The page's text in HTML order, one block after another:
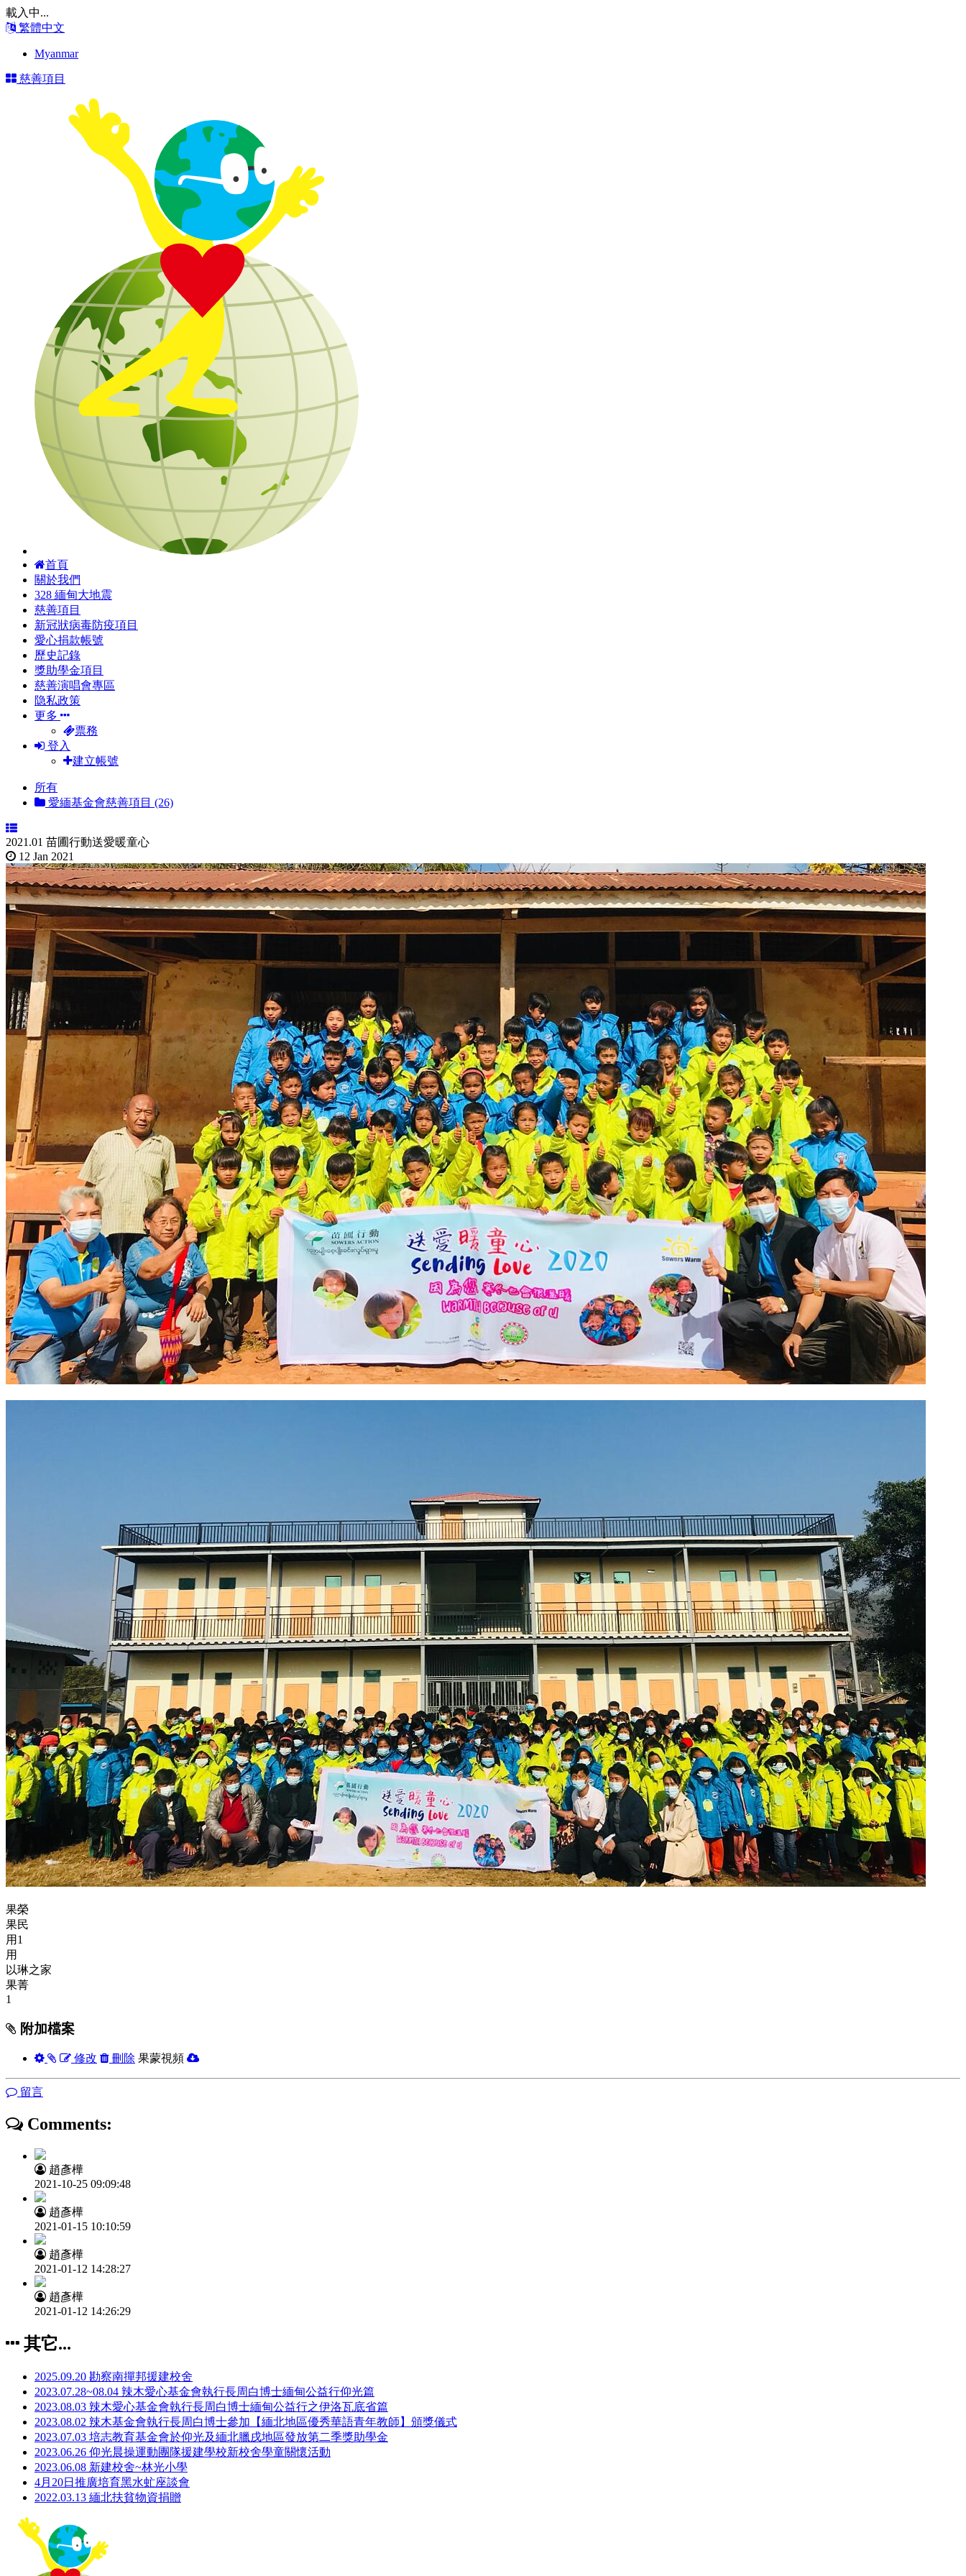
載入中...
繁體中文
Myanmar
慈善項目
首頁
關於我們
328 緬甸大地震
慈善項目
新冠狀病毒防疫項目
愛心捐款帳號
歷史記錄
獎助學金項目
慈善演唱會專區
隐私政策
更多
票務
登入
建立帳號
所有
愛緬基金會慈善項目 (26)
2021.01 苗圃行動送愛暖童心
12 Jan 2021
果榮
果民
用1
用
以琳之家
果菁
1
附加檔案
修改 刪除 果蒙視頻
留言
Comments:
趙彥樺
2021-10-25 09:09:48
趙彥樺
2021-01-15 10:10:59
趙彥樺
2021-01-12 14:28:27
趙彥樺
2021-01-12 14:26:29
其它...
2025.09.20 勘察南撣邦援建校舍
2023.07.28~08.04 辣木愛心基金會執行長周白博士緬甸公益行仰光篇
2023.08.03 辣木愛心基金會執行長周白博士緬甸公益行之伊洛瓦底省篇
2023.08.02 辣木基金會執行長周白博士參加【緬北地區優秀華語青年教師】頒獎儀式
2023.07.03 培志教育基金會於仰光及緬北臘戌地區發放第二季獎助學金
2023.06.26 仰光晨操運動團隊援建學校新校舍學童關懷活動
2023.06.08 新建校舍~林光小學
4月20日推廣培育黑水虻座談會
2022.03.13 緬北扶貧物資捐贈